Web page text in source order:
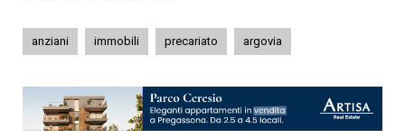
anziani immobili precariato argovia